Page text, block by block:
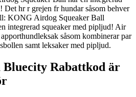
Det hr r grejen fr hundar såsom behver
KONG Airdog Squeaker Ball
integrerad squeaker med pipljud! Air
såsom kombinerar par
samt leksaker med pipljud.
Bluecity Rabattkod är